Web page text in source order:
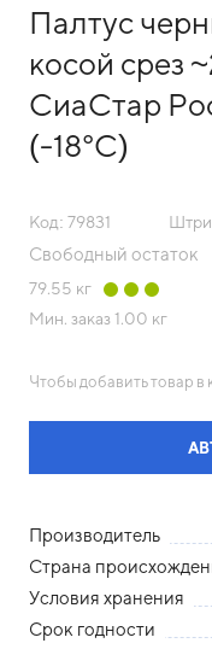
Палтус
косой срез
СиаСтар
(-18°С)
Код: 79831
Свободный остаток
79.55 кг
Мин. заказ 1.00 кг
Чтобы добавить товар в
Производитель
Страна
Условия хранения
Срок годности